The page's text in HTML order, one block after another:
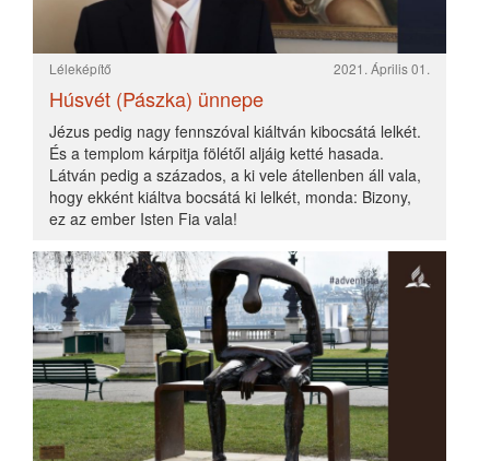
Léleképítő 2021. Január 22.
Özvegy vagy?
„Hát, drágám, te legalább megélhetted, milyen az,
amikor valaki szeret.” - csendben, fáradt mosollyal
hallgattad, ahogy tovább fejtegette, hogy másoknak
mennyivel rosszabb, és bár akkor is tudtad, hogy igaza
volt...